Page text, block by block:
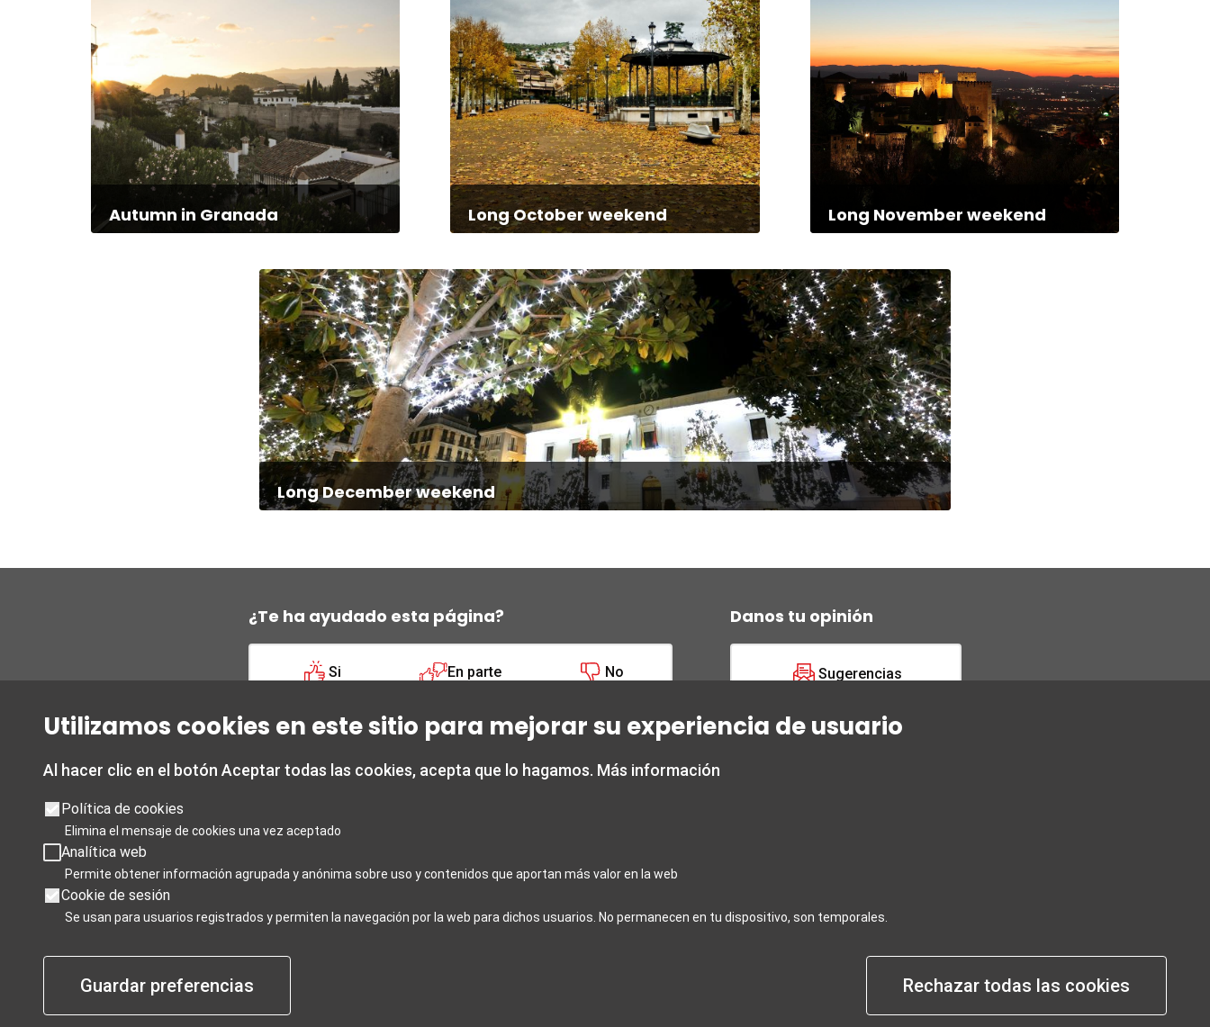
Autumn in Granada Long October weekend Long November weekend
Long December weekend
¿Te ha ayudado esta página?
Si En parte No
Danos tu opinión
Sugerencias
Acera del Casino, corner of Almona del
Campillo.
It provides tourist information about
the city of Granada and the province.
T +34 958 24 71 28
turismo@granada.org
Opening times
9:00 a.m. to 7:00 p.m.
3.30p.m. to 7:00 p.m
a.m. to 3:00 p.m.
Para Profesionales
Assistance for Journalists
Conferences in Granada and requests
Utilizamos cookies en este sitio para mejorar su experiencia de usuario
Al hacer clic en el botón Aceptar todas las cookies, acepta que lo hagamos. Más información
Política de cookies
Elimina el mensaje de cookies una vez aceptado
Analítica web
Permite obtener información agrupada y anónima sobre uso y contenidos que aportan más valor en la web
Cookie de sesión
Se usan para usuarios registrados y permiten la navegación por la web para dichos usuarios. No permanecen en tu dispositivo, son temporales.
Guardar preferencias Rechazar todas las cookies